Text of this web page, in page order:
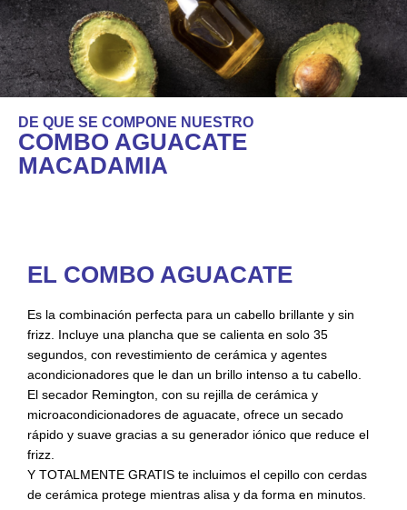
DE QUE SE COMPONE NUESTRO
COMBO AGUACATE
MACADAMIA
EL COMBO AGUACATE
Es la combinación perfecta para un cabello brillante y sin
frizz. Incluye una plancha que se calienta en solo 35
segundos, con revestimiento de cerámica y agentes
acondicionadores que le dan un brillo intenso a tu cabello.
El secador Remington, con su rejilla de cerámica y
microacondicionadores de aguacate, ofrece un secado
rápido y suave gracias a su generador iónico que reduce el
frizz.
Y TOTALMENTE GRATIS te incluimos el cepillo con cerdas
de cerámica protege mientras alisa y da forma en minutos.